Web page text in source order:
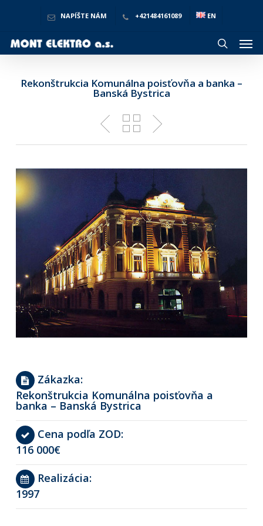
NAPÍŠTE NÁM +421484161089 EN
search
Rekonštrukcia Komunálna poisťovňa a banka –
Banská Bystrica
Zákazka:
Rekonštrukcia Komunálna poisťovňa a
banka – Banská Bystrica
Cena podľa ZOD:
116 000€
Realizácia:
1997